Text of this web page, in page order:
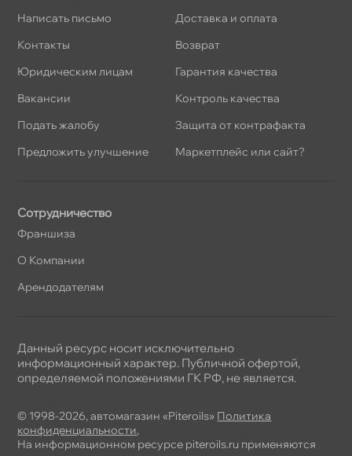
Написать письмо
Контакты
Юридическим лицам
акансии
Подать жалобу
Предложить улучшение
Доставка и оплата
озврат
Гарантия качества
Контроль качества
Защита от контрафакта
Маркетплейс или сайт?
Сотрудничество
Франшиза
О Компании
Арендодателям
© 1998-2026, автомагазин «Piteroils» Политика
конфиденциальности,
На информационном ресурсе piteroils.ru применяются
Данный ресурс носит исключительно
информационный характер. Публичной офертой,
определяемой положениями ГК РФ, не является.